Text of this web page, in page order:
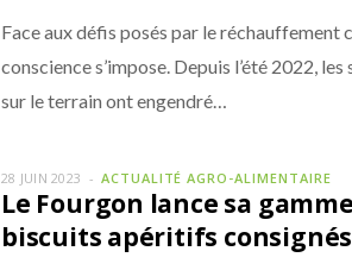
Face aux défis posés par le réchauffement
conscience s’impose. Depuis l’été 2022,
sur le terrain ont engendré…
28 JUIN 2023 ACTUALITÉ AGRO-ALIMENTAIRE
Le Fourgon lance sa
biscuits apéritifs consignés